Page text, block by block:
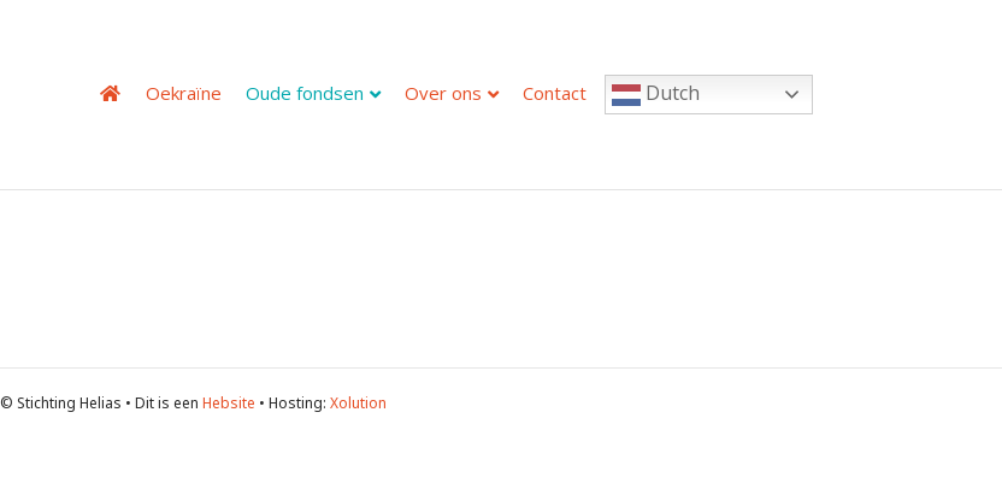
Oekraïne Oude fondsen Over ons Contact Dutch
© Stichting Helias • Dit is een Hebsite • Hosting: Xolution